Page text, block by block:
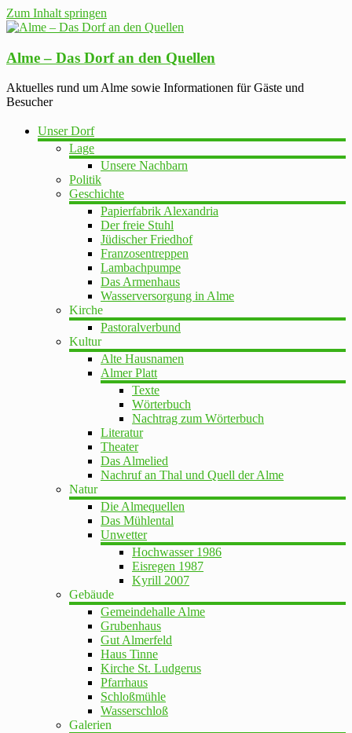
Zum Inhalt springen
Alme – Das Dorf an den Quellen
Aktuelles rund um Alme sowie Informationen für Gäste und
Besucher
Unser Dorf
Lage
Unsere Nachbarn
Politik
Geschichte
Papierfabrik Alexandria
Der freie Stuhl
Jüdischer Friedhof
Franzosentreppen
Lambachpumpe
Das Armenhaus
Wasserversorgung in Alme
Kirche
Pastoralverbund
Kultur
Alte Hausnamen
Almer Platt
Texte
Wörterbuch
Nachtrag zum Wörterbuch
Literatur
Theater
Das Almelied
Nachruf an Thal und Quell der Alme
Natur
Die Almequellen
Das Mühlental
Unwetter
Hochwasser 1986
Eisregen 1987
Kyrill 2007
Gebäude
Gemeindehalle Alme
Grubenhaus
Gut Almerfeld
Haus Tinne
Kirche St. Ludgerus
Pfarrhaus
Schloßmühle
Wasserschloß
Galerien